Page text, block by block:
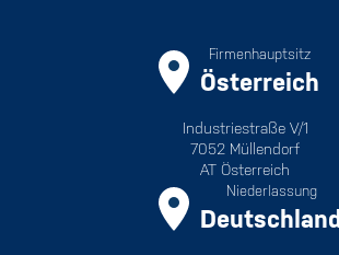
Firmenhauptsitz
Österreich
Industriestraße V/1
7052 Müllendorf
AT Österreich
Niederlassung
Deutschland